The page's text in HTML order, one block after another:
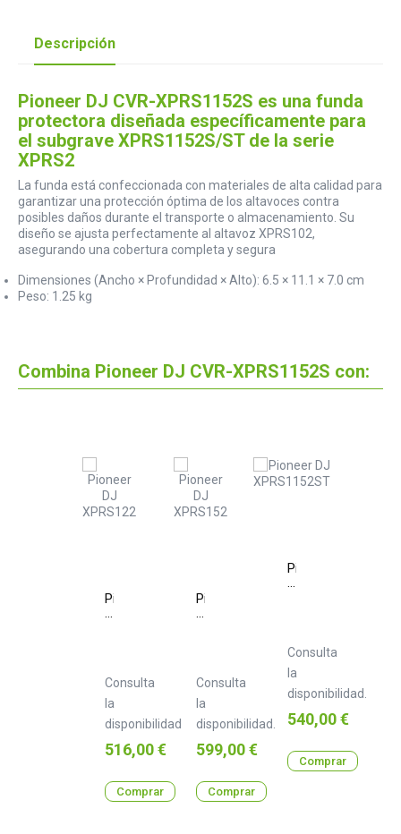
Descripción
Pioneer DJ CVR-XPRS1152S es una funda
protectora diseñada específicamente para
el subgrave XPRS1152S/ST de la serie
XPRS2
La funda está confeccionada con materiales de alta calidad para
garantizar una protección óptima de los altavoces contra
posibles daños durante el transporte o almacenamiento. Su
diseño se ajusta perfectamente al altavoz XPRS102,
asegurando una cobertura completa y segura
Dimensiones (Ancho × Profundidad × Alto): 6.5 × 11.1 × 7.0 cm
Peso: 1.25 kg
Combina Pioneer DJ CVR-XPRS1152S con:
Pioneer
DJ
Consulta
la
disponibilidad
Precio
516,00 €
Comprar
Pioneer
DJ
Consulta
la
disponibilidad.
Precio
599,00 €
Comprar
Pioneer
DJ
Consulta
la
disponibilidad.
Precio
540,00 €
Comprar